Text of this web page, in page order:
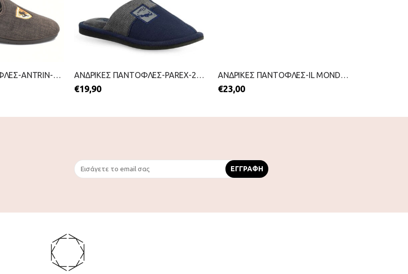
ΑΝΔΡΙΚΕΣ ΠΑΝΤΟΦΛΕΣ-ANTRIN-2211-0093-ΚΑΦΕ ΑΝΔΡΙΚΕΣ ΠΑΝΤΟΦΛΕΣ-PAREX-2111-0379-ΜΠΛΕ
€19,90
ΑΝΔΡΙΚΕΣ ΠΑΝΤΟΦΛΕΣ-IL MONDO-2199-0651-ΜΑΥΡΟ
€23,00